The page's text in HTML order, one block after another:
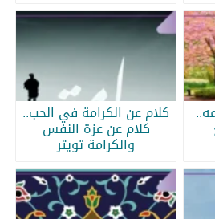
كلام عن الكرامة في الحب..
كلام عن عزة النفس
والكرامة تويتر